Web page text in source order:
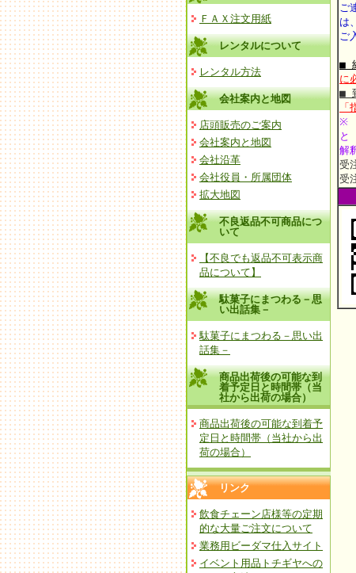
ＦＡＸ注文用紙
レンタルについて
レンタル方法
会社案内と地図
店頭販売のご案内
会社案内と地図
会社沿革
会社役員・所属団体
拡大地図
不良返品不可商品につ
いて
【不良でも返品不可表示商
品について】
駄菓子にまつわる－思
い出話集－
駄菓子にまつわる－思い出
話集－
商品出荷後の可能な到
着予定日と時間帯（当
社から出荷の場合）
商品出荷後の可能な到着予
定日と時間帯（当社から出
荷の場合）
リンク
飲食チェーン店様等の定期
的な大量ご注文について
業務用ビーダマ仕入サイト
イベント用品トチギヤへの
ご
は
ご
■
に
■
「
※
と
解
受
受